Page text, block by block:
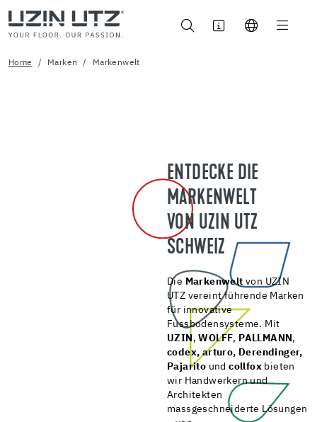
Home Marken Markenwelt
ENTDECKE DIE
MARKENWELT
VON UZIN UTZ
SCHWEIZ
Die Markenwelt von UZIN
UTZ vereint führende Marken
für innovative
Fussbodensysteme. Mit
UZIN ,WOLFF, PALLMANN ,
codex, arturo, Derendinger,
Pajarito undcollfox bieten
wir Handwerkern und
Architekten
massgeschneiderte Lösungen